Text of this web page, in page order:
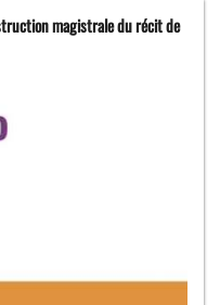
magistrale du récit de